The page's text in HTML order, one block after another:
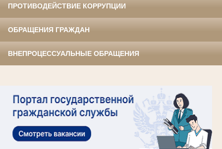
ПРОТИВОДЕЙСТВИЕ КОРРУПЦИИ
ОБРАЩЕНИЯ ГРАЖДАН
ВНЕПРОЦЕССУАЛЬНЫЕ ОБРАЩЕНИЯ